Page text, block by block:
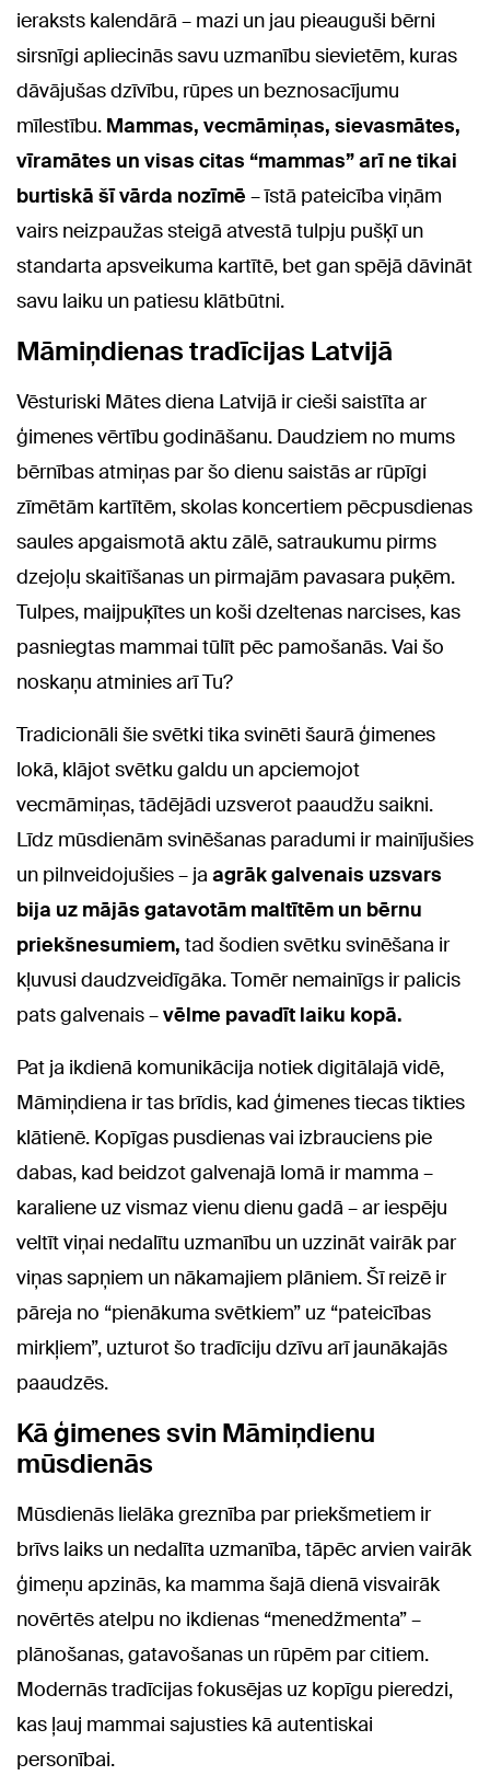
ieraksts kalendārā – mazi un jau pieauguši bērni
sirsnīgi apliecinās savu uzmanību sievietēm, kuras
dāvājušas dzīvību, rūpes un beznosacījumu
mīlestību. Mammas, vecmāmiņas, sievasmātes,
vīramātes un visas citas “mammas” arī ne tikai
burtiskā šī vārda nozīmē – īstā pateicība viņām
vairs neizpaužas steigā atvestā tulpju pušķī un
standarta apsveikuma kartītē, bet gan spējā dāvināt
savu laiku un patiesu klātbūtni.
Māmiņdienas tradīcijas Latvijā
Vēsturiski Mātes diena Latvijā ir cieši saistīta ar
ģimenes vērtību godināšanu. Daudziem no mums
bērnības atmiņas par šo dienu saistās ar rūpīgi
zīmētām kartītēm, skolas koncertiem pēcpusdienas
saules apgaismotā aktu zālē, satraukumu pirms
dzejoļu skaitīšanas un pirmajām pavasara puķēm.
Tulpes, maijpuķītes un koši dzeltenas narcises, kas
pasniegtas mammai tūlīt pēc pamošanās. Vai šo
noskaņu atminies arī Tu?
Tradicionāli šie svētki tika svinēti šaurā ģimenes
lokā, klājot svētku galdu un apciemojot
vecmāmiņas, tādējādi uzsverot paaudžu saikni.
Līdz mūsdienām svinēšanas paradumi ir mainījušies
un pilnveidojušies – ja agrāk galvenais uzsvars
bija uz mājās gatavotām maltītēm un bērnu
priekšnesumiem, tad šodien svētku svinēšana ir
kļuvusi daudzveidīgāka. Tomēr nemainīgs ir palicis
pats galvenais –vēlme pavadīt laiku kopā.
Pat ja ikdienā komunikācija notiek digitālajā vidē,
Māmiņdiena ir tas brīdis, kad ģimenes tiecas tikties
klātienē. Kopīgas pusdienas vai izbrauciens pie
dabas, kad beidzot galvenajā lomā ir mamma –
karaliene uz vismaz vienu dienu gadā – ar iespēju
veltīt viņai nedalītu uzmanību un uzzināt vairāk par
viņas sapņiem un nākamajiem plāniem. Šī reizē ir
pāreja no “pienākuma svētkiem” uz “pateicības
mirkļiem”, uzturot šo tradīciju dzīvu arī jaunākajās
paaudzēs.
Kā ģimenes svin Māmiņdienu
mūsdienās
Mūsdienās lielāka greznība par priekšmetiem ir
brīvs laiks un nedalīta uzmanība, tāpēc arvien vairāk
ģimeņu apzinās, ka mamma šajā dienā visvairāk
novērtēs atelpu no ikdienas “menedžmenta” –
plānošanas, gatavošanas un rūpēm par citiem.
Modernās tradīcijas fokusējas uz kopīgu pieredzi,
kas ļauj mammai sajusties kā autentiskai
personībai.